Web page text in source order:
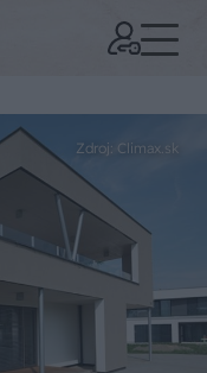
Zdroj: Climax.sk